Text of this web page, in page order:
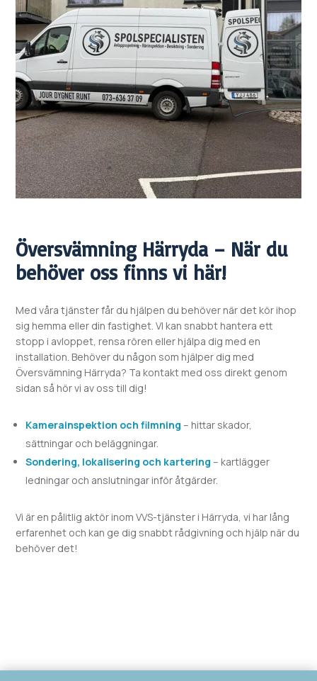
Översvämning Härryda – När du
behöver oss finns vi här!
Med våra tjänster får du hjälpen du behöver när det kör ihop
sig hemma eller din fastighet. VI kan snabbt hantera ett
stopp i avloppet, rensa rören eller hjälpa dig med en
installation. Behöver du någon som hjälper dig med
Översvämning Härryda? Ta kontakt med oss direkt genom
sidan så hör vi av oss till dig!
Kamerainspektion och filmning – hittar skador,
sättningar och beläggningar.
Sondering, lokalisering och kartering – kartlägger
ledningar och anslutningar inför åtgärder.
Vi är en pålitlig aktör inom VVS-tjänster i Härryda, vi har lång
erfarenhet och kan ge dig snabbt rådgivning och hjälp när du
behöver det!